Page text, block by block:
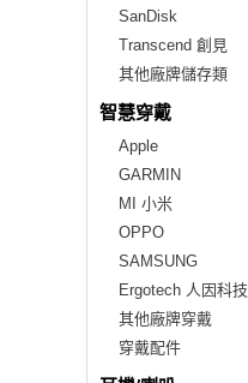
SanDisk
Transcend 創見
其他廠牌儲存類
智慧穿戴
Apple
GARMIN
MI 小米
OPPO
SAMSUNG
Ergotech 人因科技
其他廠牌穿戴
穿戴配件